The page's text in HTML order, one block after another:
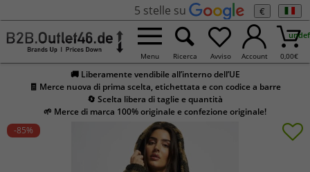
5 stelle su €
Menu Ricerca Avviso Account 0,00€
🚚 Liberamente vendibile all’interno dell’UE
🧾 Merce nuova di prima scelta, etichettata e con codice a barre
🔄 Scelta libera di taglie e quantità
🌱 Merce di marca 100% originale e confezione originale!
-85%